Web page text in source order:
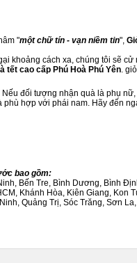
"một chữ tín - vạn niềm tin",
khoảng cách xa, chúng tôi sẽ
tết cao cấp Phú Hoà Phú Yên.
đối tượng nhận quà là phụ
hợp với phái nam. Hãy đến
bao gồm:
Bến Tre, Bình Dương, Bình
Khánh Hòa, Kiên Giang,
Quảng Trị, Sóc Trăng, Sơn